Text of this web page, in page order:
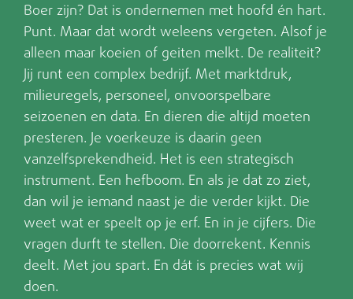
Boer zijn? Dat is ondernemen met hoofd én hart.
Punt. Maar dat wordt weleens vergeten. Alsof je
alleen maar koeien of geiten melkt. De realiteit?
Jij runt een complex bedrijf. Met marktdruk,
milieuregels, personeel, onvoorspelbare
seizoenen en data. En dieren die altijd moeten
presteren. Je voerkeuze is daarin geen
vanzelfsprekendheid. Het is een strategisch
instrument. Een hefboom. En als je dat zo ziet,
dan wil je iemand naast je die verder kijkt. Die
weet wat er speelt op je erf. En in je cijfers. Die
vragen durft te stellen. Die doorrekent. Kennis
deelt. Met jou spart. En dát is precies wat wij
doen.